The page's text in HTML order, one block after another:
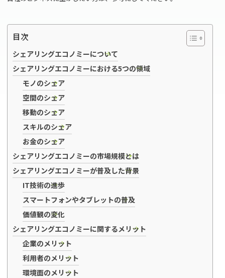
目次
シェアリングエコノミーについて
シェアリングエコノミーにおける5つの領域
モノのシェア
空間のシェア
移動のシェア
スキルのシェア
お金のシェア
シェアリングエコノミーの市場規模とは
シェアリングエコノミーが普及した背景
IT技術の進歩
スマートフォンやタブレットの普及
価値観の変化
シェアリングエコノミーに関するメリット
企業のメリット
利用者のメリット
環境面のメリット